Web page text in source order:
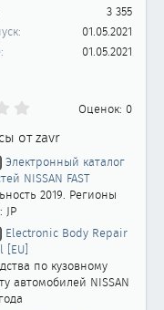
3 355
01.05.2021
01.05.2021
0
0
з
в
ё
з
Оценок: 0
от zavr
Электронный каталог
NISSAN FAST
2019. Регионы
JP
Electronic Body Repair
[EU]
по кузовному
автомобилей NISSAN